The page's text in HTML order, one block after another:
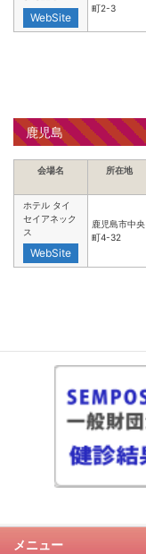
WebSite
町2-3
鹿児島
会場名 所在地
ホテル タイ
セイアネック
ス
WebSite
鹿児島市中央
町4-32
メニュー